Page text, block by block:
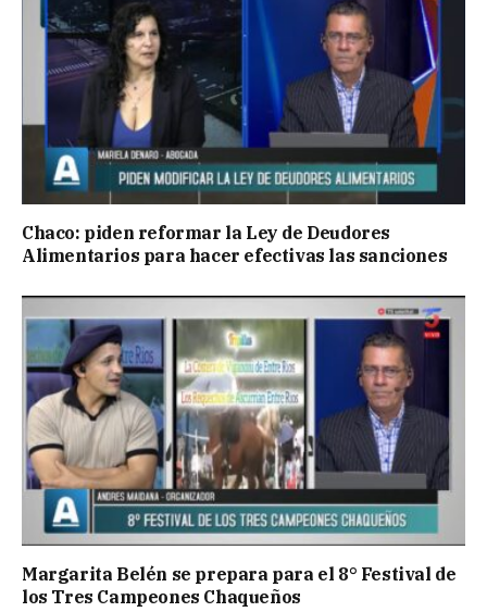
Chaco: piden reformar la Ley de Deudores
Alimentarios para hacer efectivas las sanciones
Margarita Belén se prepara para el 8° Festival de
los Tres Campeones Chaqueños